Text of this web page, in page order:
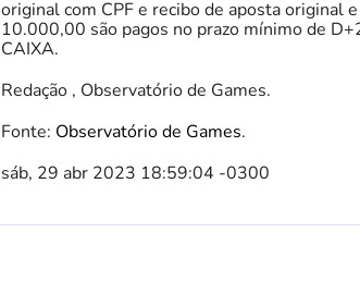
original com CPF e recibo de aposta original
10.000,00 são pagos no prazo mínimo de
CAIXA.
Redação , Observatório de Games.
Fonte: Observatório de Games.
sáb, 29 abr 2023 18:59:04 -0300
My Fairytale Griffin